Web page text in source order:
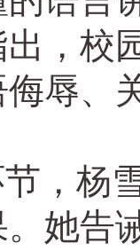
，校
辱、
，杨
她告